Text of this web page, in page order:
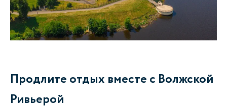
Продлите отдых вместе с Волжской
Ривьерой